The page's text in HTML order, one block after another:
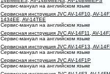
Сервис-мануал на английском языке
Сервисная инструкция JVC AV-14F10, AV-
1434EE, AV-14TEE
Сервис-мануал на английском языке
Сервисная инструкция JVC AV-14F11, AV-
Сервис-мануал на английском языке
Сервисная инструкция JVC AV-14F13, AV-
Сервис-мануал на английском языке
Сервисная инструкция JVC AV-14F1P
Сервис-мануал на английском языке